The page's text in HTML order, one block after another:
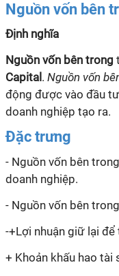
Nguồn vốn bên
Định nghĩa
Nguồn vốn bên trong
Capital . Nguồn vốn
động được vào đầu
doanh nghiệp tạo ra.
Đặc trưng
- Nguồn vốn bên
doanh nghiệp.
- Nguồn vốn bên
-+Lợi nhuận giữ lại
+ Khoản khấu hao tài